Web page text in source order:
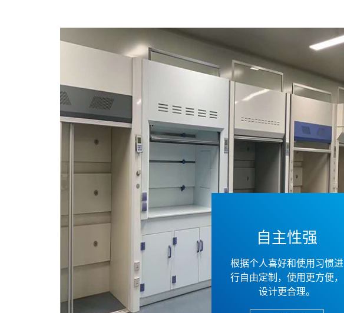
自主性强
根据个人喜好和使用习惯进
行自由定制，使用更方便，
设计更合理。